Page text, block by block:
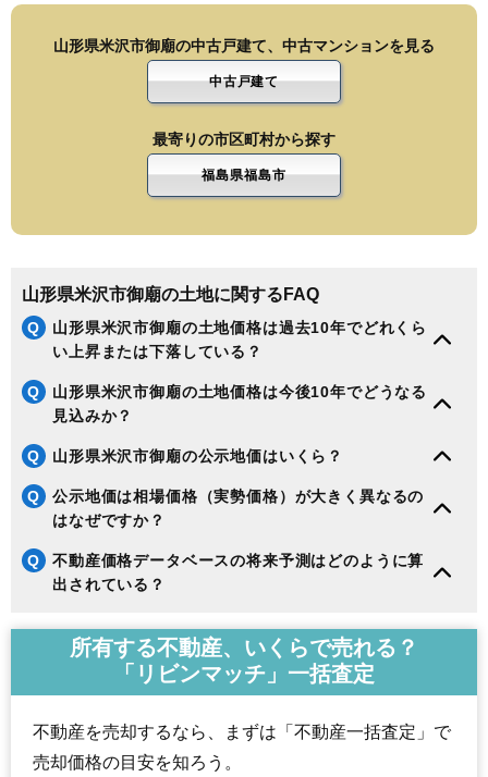
山形県米沢市御廟の中古戸建て、中古マンションを見る
中古戸建て
最寄りの市区町村から探す
福島県福島市
山形県米沢市御廟の土地に関するFAQ
Q
山形県米沢市御廟の土地価格は過去10年でどれくら
い上昇または下落している？
Q
山形県米沢市御廟の土地価格は今後10年でどうなる
見込みか？
Q 山形県米沢市御廟の公示地価はいくら？
Q
公示地価は相場価格（実勢価格）が大きく異なるの
はなぜですか？
Q
不動産価格データベースの将来予測はどのように算
出されている？
所有する不動産、いくらで売れる？
「リビンマッチ」一括査定
不動産を売却するなら、まずは「不動産一括査定」で
売却価格の目安を知ろう。